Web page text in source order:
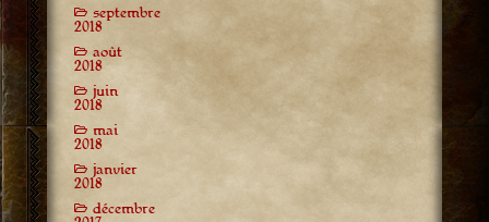
septembre
2018
août
2018
juin
2018
mai
2018
janvier
2018
décembre